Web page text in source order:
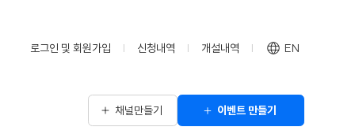
로그인 및 회원가입 신청내역 개설내역 EN
채널만들기 이벤트 만들기